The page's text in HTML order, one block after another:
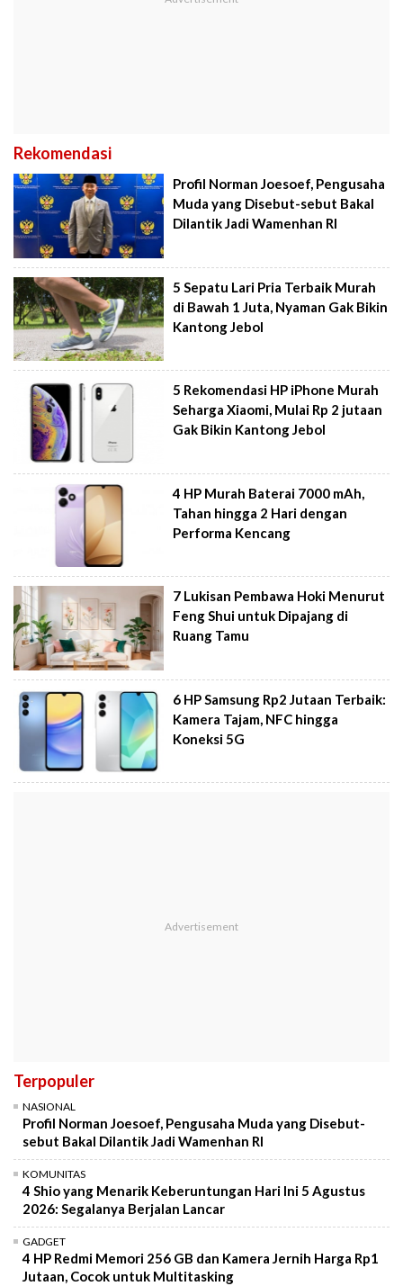
Rekomendasi
Profil Norman Joesoef, Pengusaha
Muda yang Disebut-sebut Bakal
Dilantik Jadi Wamenhan RI
5 Sepatu Lari Pria Terbaik Murah
di Bawah 1 Juta, Nyaman Gak Bikin
Kantong Jebol
5 Rekomendasi HP iPhone Murah
Seharga Xiaomi, Mulai Rp 2 jutaan
Gak Bikin Kantong Jebol
4 HP Murah Baterai 7000 mAh,
Tahan hingga 2 Hari dengan
Performa Kencang
7 Lukisan Pembawa Hoki Menurut
Feng Shui untuk Dipajang di
Ruang Tamu
6 HP Samsung Rp2 Jutaan Terbaik:
Kamera Tajam, NFC hingga
Koneksi 5G
Terpopuler
NASIONAL
Profil Norman Joesoef, Pengusaha Muda yang Disebut-
sebut Bakal Dilantik Jadi Wamenhan RI
KOMUNITAS
4 Shio yang Menarik Keberuntungan Hari Ini 5 Agustus
2026: Segalanya Berjalan Lancar
GADGET
4 HP Redmi Memori 256 GB dan Kamera Jernih Harga Rp1
Jutaan, Cocok untuk Multitasking